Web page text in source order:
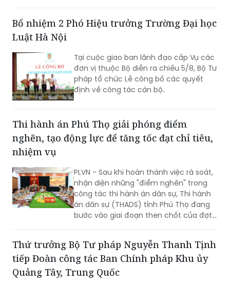
Bổ nhiệm 2 Phó Hiệu trưởng Trường Đại học
Luật Hà Nội
Tại cuộc giao ban lãnh đạo cấp Vụ các
đơn vị thuộc Bộ diễn ra chiều 5/8, Bộ Tư
pháp tổ chức Lễ công bố các quyết
định về công tác cán bộ.
Thi hành án Phú Thọ giải phóng điểm
nghẽn, tạo động lực để tăng tốc đạt chỉ tiêu,
nhiệm vụ
PLVN - Sau khi hoàn thành việc rà soát,
nhận diện những "điểm nghẽn" trong
công tác thi hành án dân sự, Thi hành
án dân sự (THADS) tỉnh Phú Thọ đang
bước vào giai đoạn then chốt của đợt
động lực để tăng tốc hoàn thành các
chỉ tiêu, nhiệm vụ năm 2026.
Thứ trưởng Bộ Tư pháp Nguyễn Thanh Tịnh
tiếp Đoàn công tác Ban Chính pháp Khu ủy
Quảng Tây, Trung Quốc